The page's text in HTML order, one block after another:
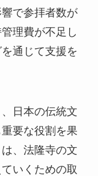
で参拝者数が
理費が不足し
通じて支援を
日本の伝統文
要な役割を果
、法隆寺の文
いくための取